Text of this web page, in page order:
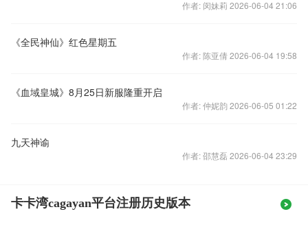
作者: 闵妹莉 2026-06-04 21:06
《全民神仙》红色星期五
作者: 陈亚倩 2026-06-04 19:58
《血域皇城》8月25日新服隆重开启
作者: 仲妮韵 2026-06-05 01:22
九天神谕
作者: 邵慧磊 2026-06-04 23:29
卡卡湾cagayan平台注册历史版本